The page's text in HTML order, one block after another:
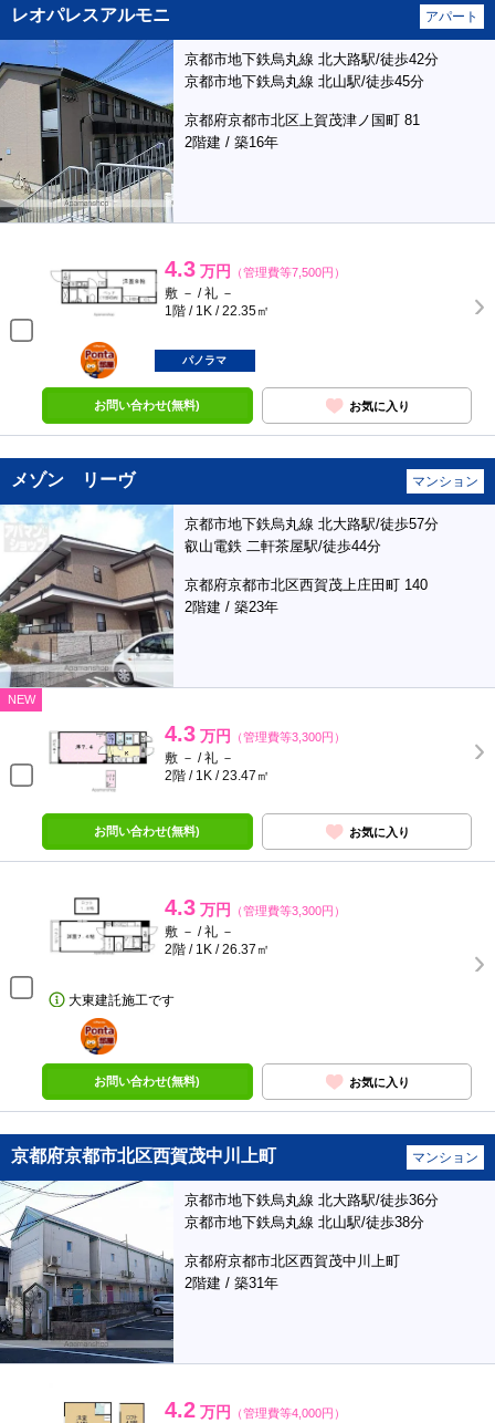
レオパレスアルモニ アパート
京都市地下鉄烏丸線 北大路駅/徒歩42分
京都市地下鉄烏丸線 北山駅/徒歩45分
京都府京都市北区上賀茂津ノ国町 81
2階建 / 築16年
4.3 万円 （管理費等7,500円）
敷 － / 礼 －
1階 / 1K / 22.35㎡
ポンタ
部屋
パノラマ
お問い合わせ(無料) お気に入り
メゾン リーヴ マンション
京都市地下鉄烏丸線 北大路駅/徒歩57分
叡山電鉄 二軒茶屋駅/徒歩44分
京都府京都市北区西賀茂上庄田町 140
2階建 / 築23年
NEW
4.3 万円 （管理費等3,300円）
敷 － / 礼 －
2階 / 1K / 23.47㎡
お問い合わせ(無料) お気に入り
4.3 万円 （管理費等3,300円）
敷 － / 礼 －
2階 / 1K / 26.37㎡
大東建託施工です
ポンタ
部屋
お問い合わせ(無料) お気に入り
京都府京都市北区西賀茂中川上町 マンション
京都市地下鉄烏丸線 北大路駅/徒歩36分
京都市地下鉄烏丸線 北山駅/徒歩38分
京都府京都市北区西賀茂中川上町
2階建 / 築31年
4.2 万円 （管理費等4,000円）